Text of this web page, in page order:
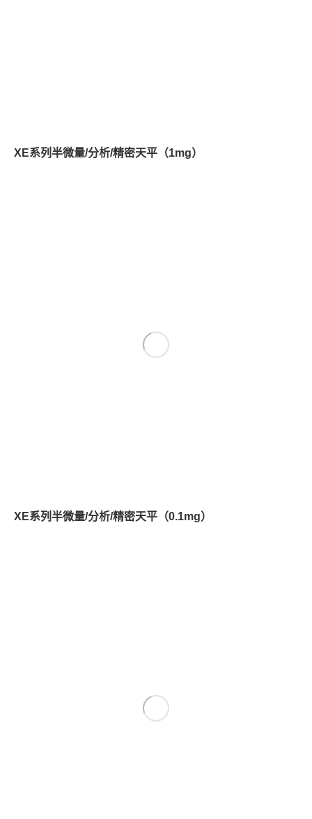
XE系列半微量/分析/精密天平（1mg）
XE系列半微量/分析/精密天平（0.1mg）